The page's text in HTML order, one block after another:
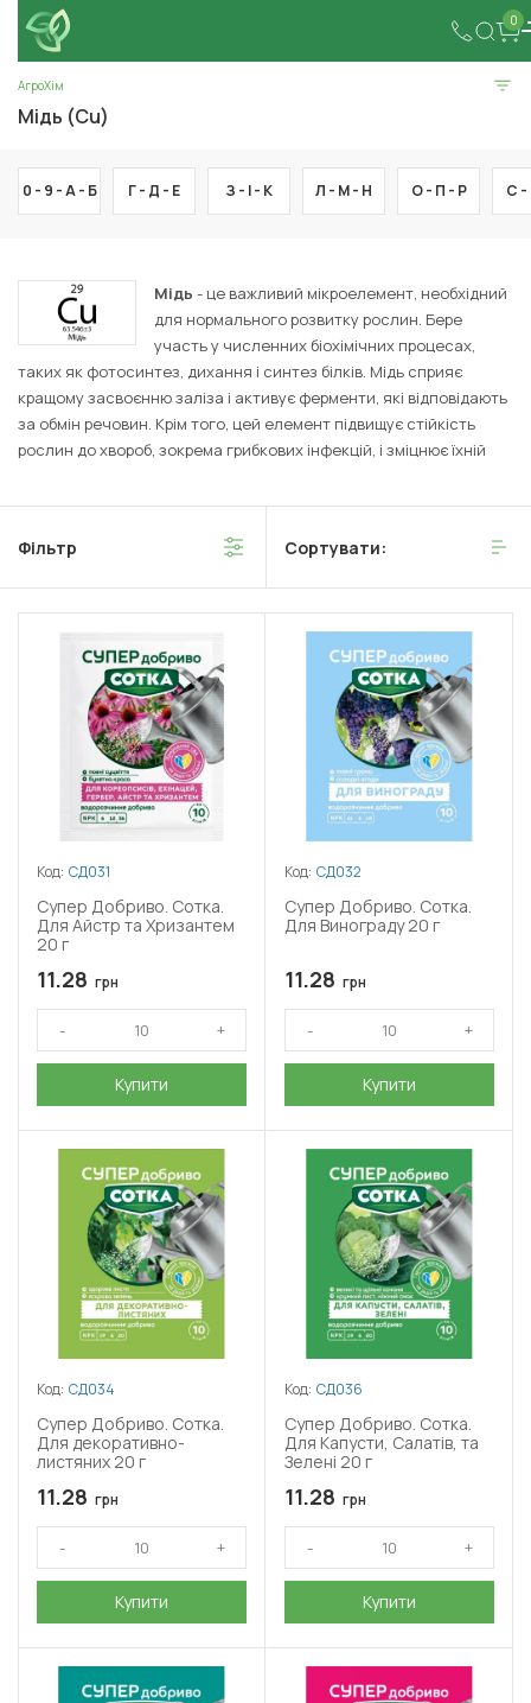
0
АгроХім
Мідь (Cu)
0 - 9 -А - Б Г - Д - Е З - І - К Л - М - Н О - П - Р С -
Мідь - це важливий мікроелемент, необхідний
для нормального розвитку рослин. Бере
участь у численних біохімічних процесах,
таких як фотосинтез, дихання і синтез білків. Мідь сприяє
кращому засвоєнню заліза і активує ферменти, які відповідають
за обмін речовин. Крім того, цей елемент підвищує стійкість
рослин до хвороб, зокрема грибкових інфекцій, і зміцнює їхній
Фільтр Сортувати:
Код: СД031
Супер Добриво. Сотка.
Для Айстр та Хризантем
20 г
11.28 грн
Купити
Код: СД032
Супер Добриво. Сотка.
Для Винограду 20 г
11.28 грн
Купити
Код: СД034
Супер Добриво. Сотка.
Для декоративно-
листяних 20 г
11.28 грн
Купити
Код: СД036
Супер Добриво. Сотка.
Для Капусти, Салатів, та
Зелені 20 г
11.28 грн
Купити